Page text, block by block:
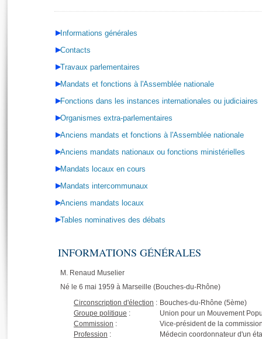
Informations générales
Contacts
Travaux parlementaires
Mandats et fonctions à l'Assemblée nationale
Fonctions dans les instances internationales ou judiciaires
Organismes extra-parlementaires
Anciens mandats et fonctions à l'Assemblée nationale
Anciens mandats nationaux ou fonctions ministérielles
Mandats locaux en cours
Mandats intercommunaux
Anciens mandats locaux
Tables nominatives des débats
INFORMATIONS GÉNÉRALES
M. Renaud Muselier
Né le 6 mai 1959 à Marseille (Bouches-du-Rhône)
Circonscription d'élection : Bouches-du-Rhône (5ème)
Groupe politique :
Union pour un Mouvement
Commission :
Vice-président de la
Profession :
Médecin coordonnateur d'un